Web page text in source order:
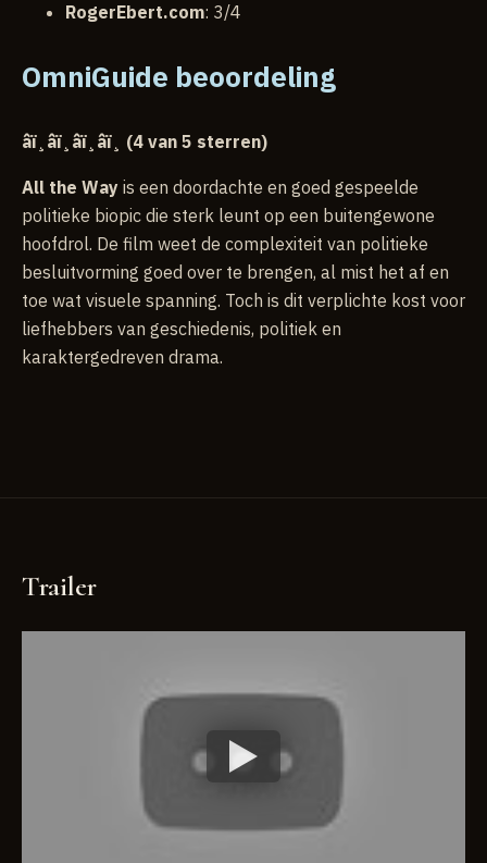
RogerEbert.com: 3/4
OmniGuide beoordeling
â­ï¸â­ï¸â­ï¸â­ï¸ (4 van 5 sterren)
All the Way is een doordachte en goed gespeelde
politieke biopic die sterk leunt op een buitengewone
hoofdrol. De film weet de complexiteit van politieke
besluitvorming goed over te brengen, al mist het af en
toe wat visuele spanning. Toch is dit verplichte kost voor
liefhebbers van geschiedenis, politiek en
karaktergedreven drama.
Trailer